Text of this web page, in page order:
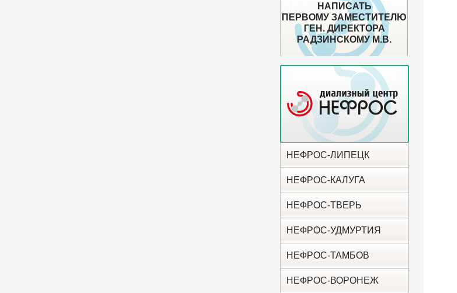
НАПИСАТЬ
ПЕРВОМУ ЗАМЕСТИТЕЛЮ
ГЕН. ДИРЕКТОРА
РАДЗИНСКОМУ М.В.
НЕФРОС-ЛИПЕЦК
НЕФРОС-КАЛУГА
НЕФРОС-ТВЕРЬ
НЕФРОС-УДМУРТИЯ
НЕФРОС-ТАМБОВ
НЕФРОС-ВОРОНЕЖ